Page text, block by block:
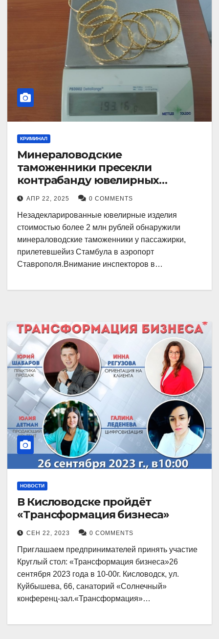
КРИМИНАЛ
Минераловодские
таможенники пресекли
контрабанду ювелирных
изделий на 2 млн рублей
АПР 22, 2025 0 COMMENTS
Незадекларированные ювелирные изделия
стоимостью более 2 млн рублей обнаружили
минераловодские таможенники у пассажирки,
прилетевшейиз Стамбула в аэропорт
Ставрополя.Внимание инспекторов в…
НОВОСТИ
В Кисловодске пройдёт
«Трансформация бизнеса»
СЕН 22, 2023 0 COMMENTS
Приглашаем предпринимателей принять участие
Круглый стол: «Трансформация бизнеса»26
сентября 2023 года в 10-00г. Кисловодск, ул.
Куйбышева, 66, санаторий «Солнечный»
конференц-зал.«Трансформация»…